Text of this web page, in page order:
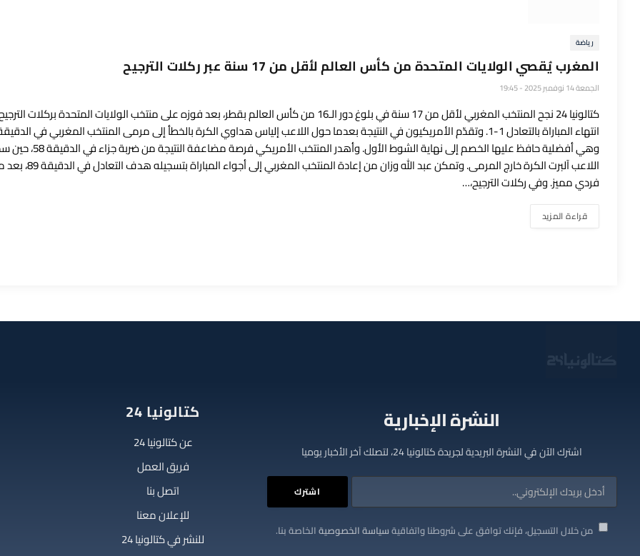
رياضة
المغرب يُقصي الولايات المتحدة من كأس العالم لأقل من 17 سنة عبر ركلات الترجيح
الجمعة 14 نوفمبر 2025 - 19:45
كتالونيا 24 نجح المنتخب المغربي لأقل من 17 سنة في بلوغ دور الـ16 من كأس العالم بقطر، بعد فوزه على منتخب الولايات المتحدة بركلات
وهي أفضلية حافظ عليها الخصم إلى نهاية الشوط الأول. وأهدر المنتخب الأمريكي فرصة مضاعفة
اللاعب آلبرت الكرة خارج المرمى. وتمكن عبد الله وزان من إعادة
فردي مميز. وفي ركلات الترجيح،…
قراءة المزيد
النشرة الإخبارية
اشترك الآن في النشرة البريدية لجريدة كتالونيا 24، لتصلك آخر الأخبار يوميا
من خلال التسجيل، فإنك توافق على شروطنا واتفاقيةسياسة الخصوصيةالخاصة بنا.
كتالونيا 24
عن كتالونيا 24
فريق العمل
اتصل بنا
للإعلان معنا
للنشر في كتالونيا 24